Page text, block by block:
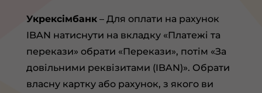
Укрексімбанк– Для оплати на рахунок
IBAN натиснути на вкладку «Платежі та
перекази» обрати «Перекази», потім «За
довільними реквізитами (IBAN)». Обрати
власну картку або рахунок, з якого ви